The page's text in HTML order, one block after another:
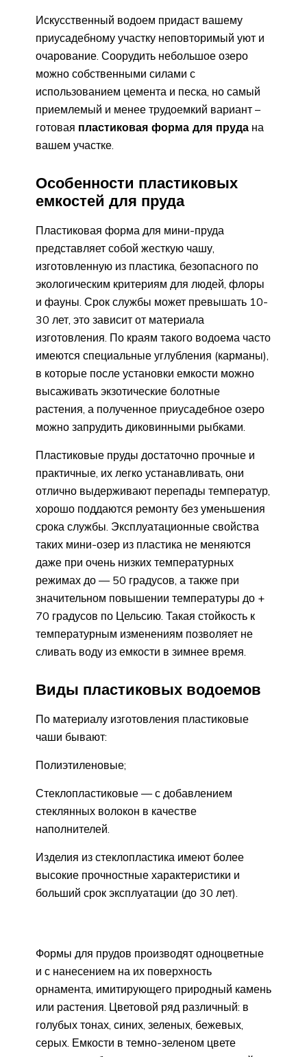
Искусственный водоем придаст вашему
приусадебному участку неповторимый уют и
очарование. Соорудить небольшое озеро
можно собственными силами с
использованием цемента и песка, но самый
приемлемый и менее трудоемкий вариант –
готовая пластиковая форма для пруда на
вашем участке.
Особенности пластиковых
емкостей для пруда
Пластиковая форма для мини-пруда
представляет собой жесткую чашу,
изготовленную из пластика, безопасного по
экологическим критериям для людей, флоры
и фауны. Срок службы может превышать 10-
30 лет, это зависит от материала
изготовления. По краям такого водоема часто
имеются специальные углубления (карманы),
в которые после установки емкости можно
высаживать экзотические болотные
растения, а полученное приусадебное озеро
можно запрудить диковинными рыбками.
Пластиковые пруды достаточно прочные и
практичные, их легко устанавливать, они
отлично выдерживают перепады температур,
хорошо поддаются ремонту без уменьшения
срока службы. Эксплуатационные свойства
таких мини-озер из пластика не меняются
даже при очень низких температурных
режимах до — 50 градусов, а также при
значительном повышении температуры до +
70 градусов по Цельсию. Такая стойкость к
температурным изменениям позволяет не
сливать воду из емкости в зимнее время.
Виды пластиковых водоемов
По материалу изготовления пластиковые
чаши бывают:
Полиэтиленовые;
Стеклопластиковые — с добавлением
стеклянных волокон в качестве
наполнителей.
Изделия из стеклопластика имеют более
высокие прочностные характеристики и
больший срок эксплуатации (до 30 лет).
Формы для прудов производят одноцветные
и с нанесением на их поверхность
орнамента, имитирующего природный камень
или растения. Цветовой ряд различный: в
голубых тонах, синих, зеленых, бежевых,
серых. Емкости в темно-зеленом цвете